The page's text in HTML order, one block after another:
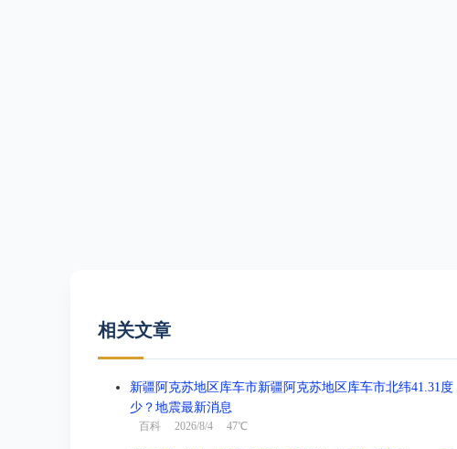
相关文章
新疆阿克苏地区库车市新疆阿克苏地区库车市北纬41.31
少？地震最新消息
百科 2026/8/4 47℃